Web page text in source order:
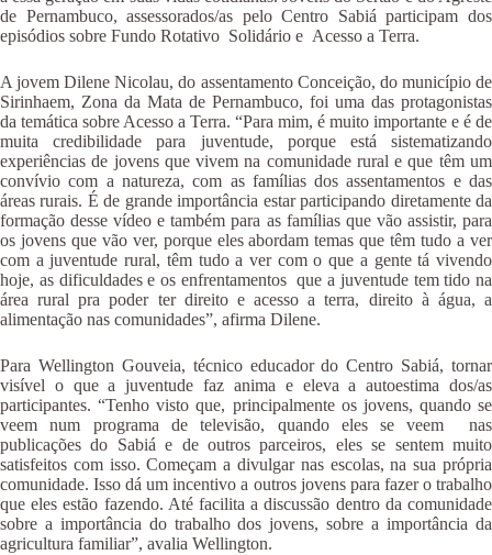
de Pernambuco, assessorados/as pelo Centro Sabiá participam dos
episódios sobre Fundo Rotativo Solidário e Acesso a Terra.
A jovem Dilene Nicolau, do assentamento Conceição, do município de
Sirinhaem, Zona da Mata de Pernambuco, foi uma das protagonistas
da temática sobre Acesso a Terra. “Para mim, é muito importante e é de
muita credibilidade para juventude, porque está sistematizando
experiências de jovens que vivem na comunidade rural e que têm um
convívio com a natureza, com as famílias dos assentamentos e das
áreas rurais. É de grande importância estar participando diretamente da
formação desse vídeo e também para as famílias que vão assistir, para
os jovens que vão ver, porque eles abordam temas que têm tudo a ver
com a juventude rural, têm tudo a ver com o que a gente tá vivendo
hoje, as dificuldades e os enfrentamentos que a juventude tem tido na
área rural pra poder ter direito e acesso a terra, direito à água, a
alimentação nas comunidades”, afirma Dilene.
Para Wellington Gouveia, técnico educador do Centro Sabiá, tornar
visível o que a juventude faz anima e eleva a autoestima dos/as
participantes. “Tenho visto que, principalmente os jovens, quando se
veem num programa de televisão, quando eles se veem nas
publicações do Sabiá e de outros parceiros, eles se sentem muito
satisfeitos com isso. Começam a divulgar nas escolas, na sua própria
comunidade. Isso dá um incentivo a outros jovens para fazer o trabalho
que eles estão fazendo. Até facilita a discussão dentro da comunidade
sobre a importância do trabalho dos jovens, sobre a importância da
agricultura familiar”, avalia Wellington.